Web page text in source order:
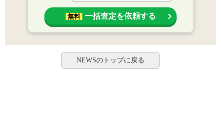
無料 一括査定を依頼する
NEWSのトップに戻る